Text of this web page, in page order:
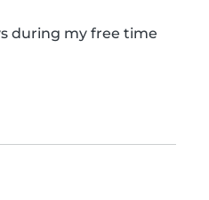
during my free time